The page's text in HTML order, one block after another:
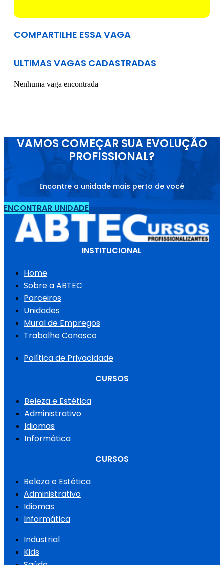
COMPARTILHE ESSA VAGA
ULTIMAS VAGAS CADASTRADAS
Nenhuma vaga encontrada
VAMOS COMEÇAR SUA EVOLUÇÃO
PROFISSIONAL?
Encontre a unidade mais perto de você
ENCONTRAR UNIDADE
INSTITUCIONAL
Home
Sobre a ABTEC
Parceiros
Unidades
Mural de Empregos
Trabalhe Conosco
Política de Privacidade
CURSOS
Beleza e Estética
Administrativo
Idiomas
Informática
CURSOS
Beleza e Estética
Administrativo
Idiomas
Informática
Industrial
Kids